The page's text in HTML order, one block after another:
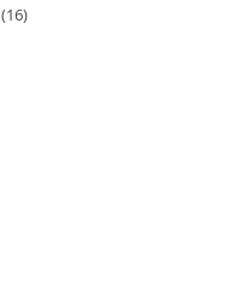
(16)